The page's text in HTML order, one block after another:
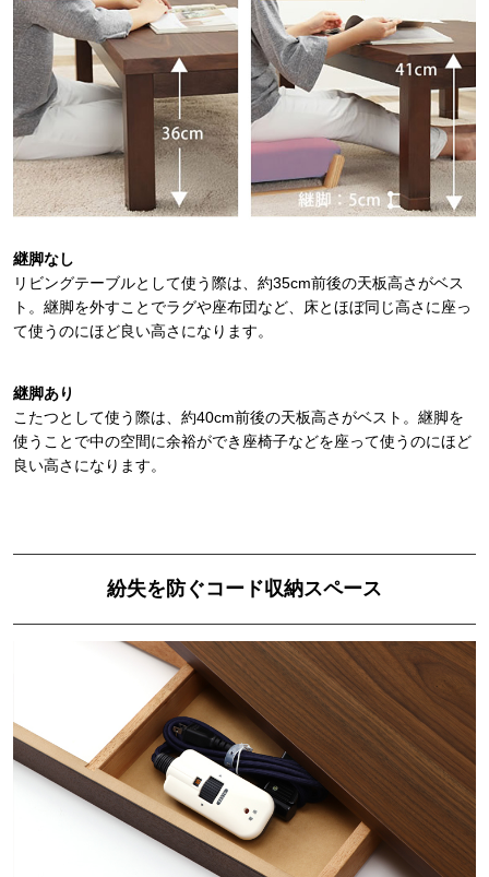
継脚なし
リビングテーブルとして使う際は、約35cm前後の天板高さがベス
ト。継脚を外すことでラグや座布団など、床とほぼ同じ高さに座っ
て使うのにほど良い高さになります。
継脚あり
こたつとして使う際は、約40cm前後の天板高さがベスト。継脚を
使うことで中の空間に余裕ができ座椅子などを座って使うのにほど
良い高さになります。
紛失を防ぐコード収納スペース